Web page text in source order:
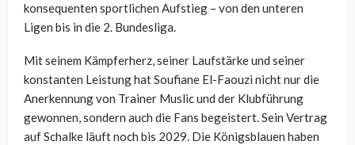
konsequenten sportlichen Aufstieg – von den unteren
Ligen bis in die 2. Bundesliga.
Mit seinem Kämpferherz, seiner Laufstärke und seiner
konstanten Leistung hat Soufiane El-Faouzi nicht nur die
Anerkennung von Trainer Muslic und der Klubführung
gewonnen, sondern auch die Fans begeistert. Sein Vertrag
auf Schalke läuft noch bis 2029. Die Königsblauen haben